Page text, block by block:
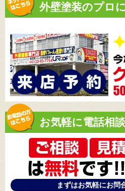
外壁塗装のプロ
お気軽に電話相
まずはお気軽にお問